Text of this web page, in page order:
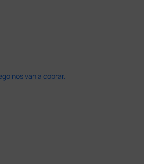
nos van a cobrar.